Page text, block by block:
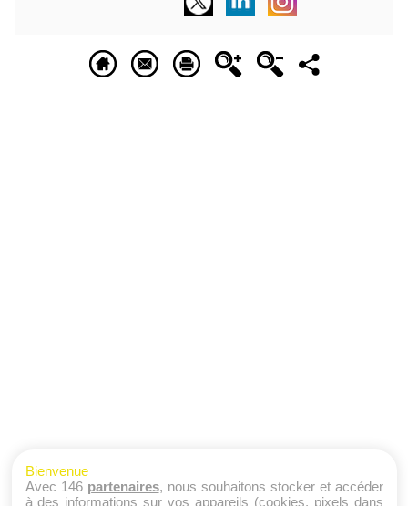
Bienvenue
Avec 146 partenaires, nous souhaitons stocker et accéder
à des informations sur vos appareils (cookies, pixels dans